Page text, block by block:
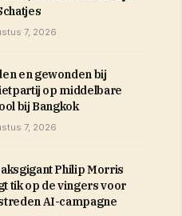
7, 2026
en gewonden bij
op middelbare
bij Bangkok
7, 2026
Philip Morris
tik op de vingers voor
AI-campagne